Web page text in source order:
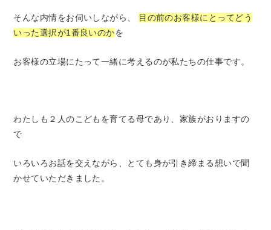
そんな内情をお伺いしながら、
目の前のお客様にとってどう
いった選択が1番良いのかを
お客様の立場にたって一緒に考えるのが私たちの仕事です。
わたしも２人のこどもを育てる母であり、家族がおりますの
で
いろいろお話を交えながら、とても身が引き締まる想いで聞
かせていただきました。